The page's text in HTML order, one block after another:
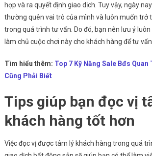
hợp và ra quyết định giao dịch. Tuy vậy, ngày
thường quên vai trò của mình và luôn muốn trở
trong quá trình tư vấn. Do đó, bạn nên lưu ý
làm chủ cuộc chơi này cho khách hàng để tư
Tìm hiểu thêm: Top 7 Kỹ Năng Sale Bđs
Cũng Phải Biết
Tips giúp bạn đọc vị
khách hàng tốt hơn
Việc đọc vị được tâm lý khách hàng trong quá